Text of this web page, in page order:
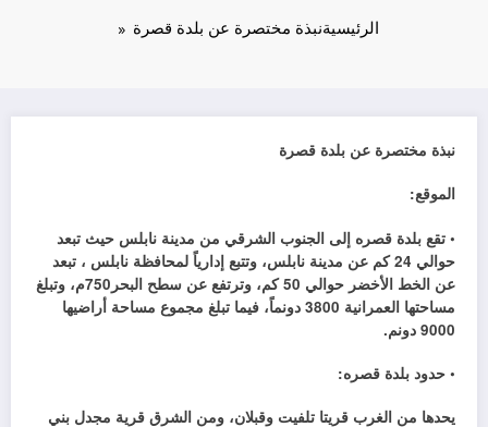
الرئيسيةنبذة مختصرة عن بلدة قصرة
نبذة مختصرة عن بلدة قصرة
الموقع:
• تقع بلدة قصره إلى الجنوب الشرقي من مدينة نابلس حيث تبعد
حوالي 24 كم عن مدينة نابلس، وتتبع إدارياً لمحافظة نابلس ، تبعد
عن الخط الأخضر حوالي 50 كم، وترتفع عن سطح البحر750م، وتبلغ
مساحتها العمرانية 3800 دونماً، فيما تبلغ مجموع مساحة أراضيها
9000 دونم.
• حدود بلدة قصره:
يحدها من الغرب قريتا تلفيت وقبلان، ومن الشرق قرية مجدل بني